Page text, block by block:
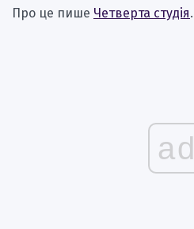
Про це пише Четверта студія.
ad